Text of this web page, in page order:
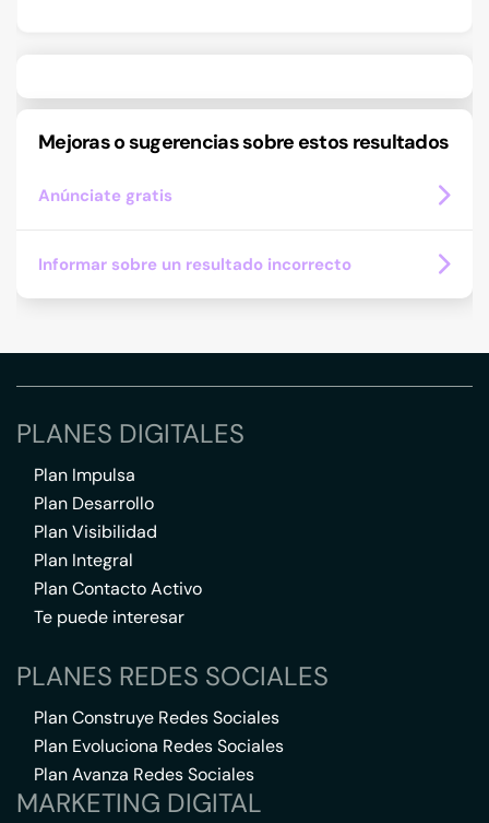
Mejoras o sugerencias sobre estos resultados
Anúnciate gratis
Informar sobre un resultado incorrecto
PLANES DIGITALES
Plan Impulsa
Plan Desarrollo
Plan Visibilidad
Plan Integral
Plan Contacto Activo
Te puede interesar
PLANES REDES SOCIALES
Plan Construye Redes Sociales
Plan Evoluciona Redes Sociales
Plan Avanza Redes Sociales
MARKETING DIGITAL